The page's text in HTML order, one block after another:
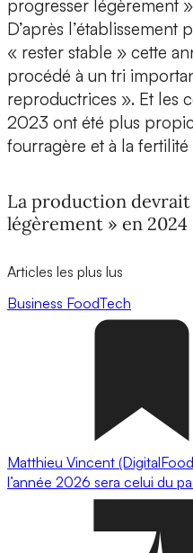
progresser légèrement
D’après
« rester stable » cette
procédé à un tri
reproductrices ». Et les
2023 ont été plus
fourragère et à la fertilité
La production
légèrement » en 2024
Articles les plus lus
Business FoodTech
Matthieu Vincent
l’année 2026 sera celui du